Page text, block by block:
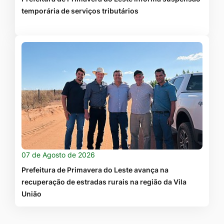
temporária de serviços tributários
07 de Agosto de 2026
Prefeitura de Primavera do Leste avança na
recuperação de estradas rurais na região da Vila
União